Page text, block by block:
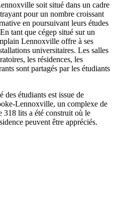
soit situé dans un cadre
pour un nombre croissant
en poursuivant leurs études
tant que cégep situé sur un
Lennoxville offre à ses
universitaires. Les salles
les résidences, les
sont partagés par les étudiants
des étudiants est issue de
Lennoxville, un complexe de
318 lits a été construit où le
peuvent être appréciés.